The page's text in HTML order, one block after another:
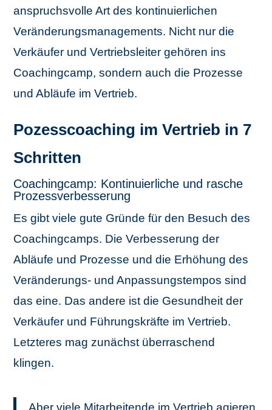
anspruchsvolle Art des kontinuierlichen
Veränderungsmanagements. Nicht nur die
Verkäufer und Vertriebsleiter gehören ins
Coachingcamp, sondern auch die Prozesse
und Abläufe im Vertrieb.
Pozesscoaching im Vertrieb in 7
Schritten
Coachingcamp: Kontinuierliche und rasche
Prozessverbesserung
Es gibt viele gute Gründe für den Besuch des
Coachingcamps. Die Verbesserung der
Abläufe und Prozesse und die Erhöhung des
Veränderungs- und Anpassungstempos sind
das eine. Das andere ist die Gesundheit der
Verkäufer und Führungskräfte im Vertrieb.
Letzteres mag zunächst überraschend
klingen.
Aber viele Mitarbeitende im Vertrieb agieren